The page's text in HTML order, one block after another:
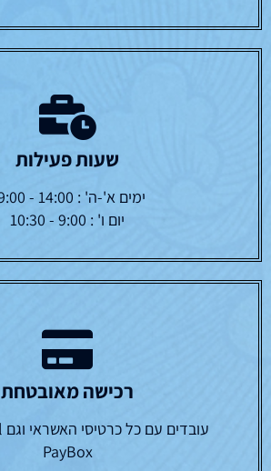
שעות פעילות
ימים א'-ה' : 14:00 - 19:00
יום ו' : 9:00 - 10:30
רכישה מאובטחת
PayBox